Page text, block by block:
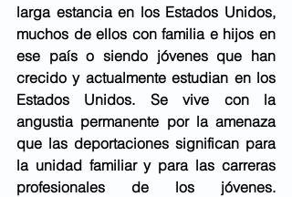
larga estancia en los Estados Unidos,
muchos de ellos con familia e hijos en
ese país o siendo jóvenes que han
crecido y actualmente estudian en los
Estados Unidos. Se vive con la
angustia permanente por la amenaza
que las deportaciones significan para
la unidad familiar y para las carreras
profesionales de los jóvenes.